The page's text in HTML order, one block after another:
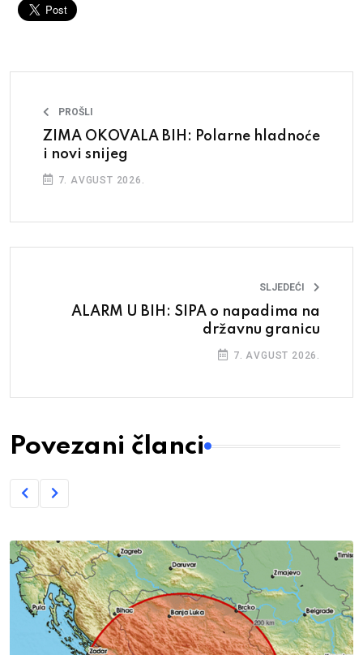
PROŠLI
ZIMA OKOVALA BIH: Polarne hladnoće
i novi snijeg
7. AVGUST 2026.
SLJEDEĆI
ALARM U BIH: SIPA o napadima na
državnu granicu
7. AVGUST 2026.
Povezani članci